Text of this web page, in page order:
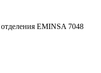
EMINSA 7048